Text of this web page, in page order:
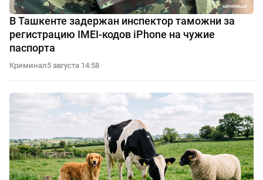
В Ташкенте задержан инспектор таможни за
регистрацию IMEI-кодов iPhone на чужие
паспорта
Криминал5 августа 14:58